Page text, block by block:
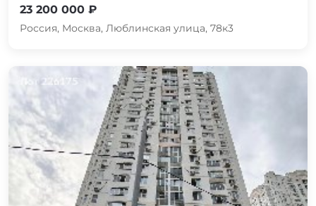
23 200 000 ₽
Россия, Москва, Люблинская улица, 78к3